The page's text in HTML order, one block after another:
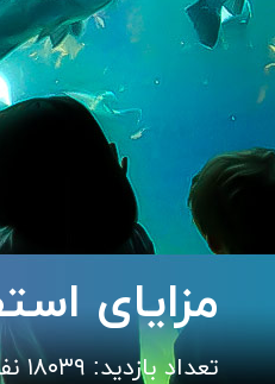
مزایای
تعداد بازدید: ۱۸۰۳۹ نفر